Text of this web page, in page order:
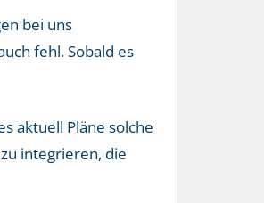
bei uns
fehl. Sobald es
aktuell Pläne solche
integrieren, die